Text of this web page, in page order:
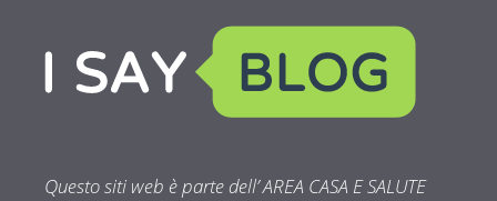
Questo siti web è parte dell’ AREA CASA E SALUTE